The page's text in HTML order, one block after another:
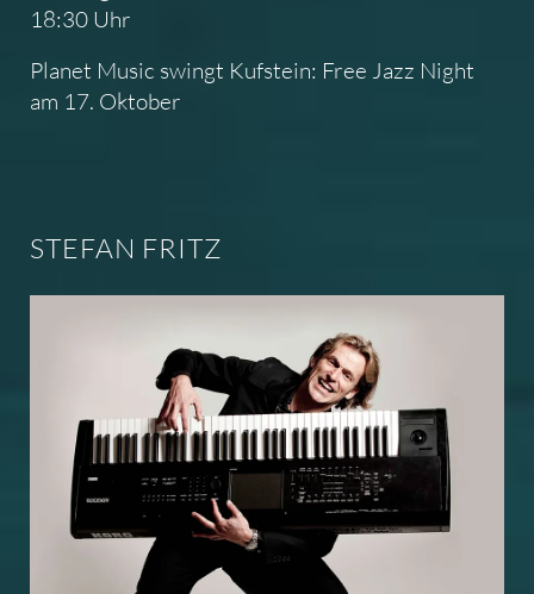
18:30 Uhr
Planet Music swingt Kufstein: Free Jazz Night
am 17. Oktober
STEFAN FRITZ